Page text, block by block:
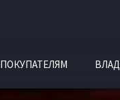
ПОКУПАТЕЛЯМ